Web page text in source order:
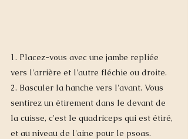
1. Placez-vous avec une jambe repliée
vers l'arrière et l'autre fléchie ou droite.
2. Basculer la hanche vers l'avant. Vous
sentirez un étirement dans le devant de
la cuisse, c'est le quadriceps qui est étiré,
et au niveau de l'aine pour le psoas.